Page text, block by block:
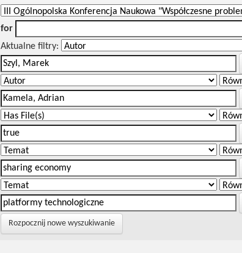
for
Aktualne filtry:
Rozpocznij nowe wyszukiwanie